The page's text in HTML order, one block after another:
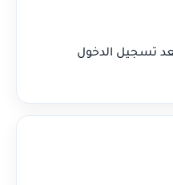
تسجيل الدخول